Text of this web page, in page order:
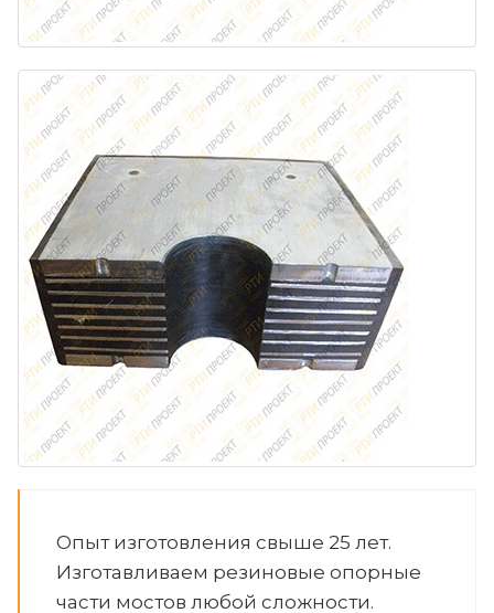
Опыт изготовления свыше 25 лет.
Изготавливаем резиновые опорные
части мостов любой сложности.